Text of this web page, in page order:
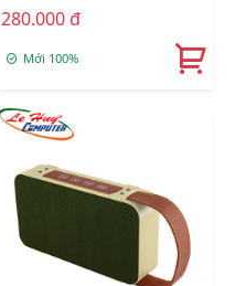
280.000 đ
Mới 100%